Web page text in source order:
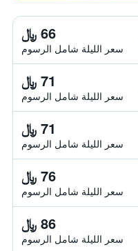
66 ﷼
سعر الليلة شامل الرسوم
71 ﷼
سعر الليلة شامل الرسوم
71 ﷼
سعر الليلة شامل الرسوم
76 ﷼
سعر الليلة شامل الرسوم
86 ﷼
سعر الليلة شامل الرسوم